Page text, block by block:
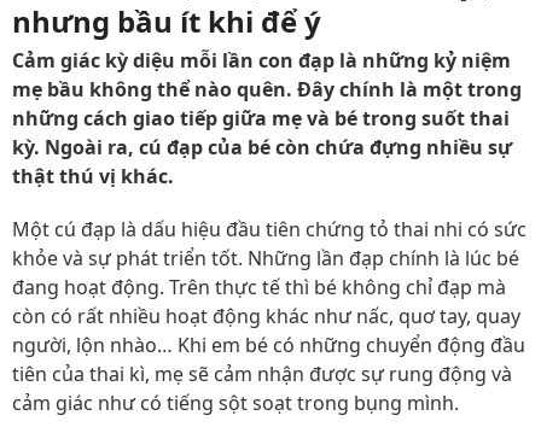
nhưng bầu ít khi để ý
Cảm giác kỳ diệu mỗi lần con đạp là những kỷ niệm
mẹ bầu không thể nào quên. Đây chính là một trong
những cách giao tiếp giữa mẹ và bé trong suốt thai
kỳ. Ngoài ra, cú đạp của bé còn chứa đựng nhiều sự
thật thú vị khác.
Một cú đạp là dấu hiệu đầu tiên chứng tỏ thai nhi có sức
khỏe và sự phát triển tốt. Những lần đạp chính là lúc bé
đang hoạt động. Trên thực tế thì bé không chỉ đạp mà
còn có rất nhiều hoạt động khác như nấc, quơ tay, quay
người, lộn nhào… Khi em bé có những chuyển động đầu
tiên của thai kì, mẹ sẽ cảm nhận được sự rung động và
cảm giác như có tiếng sột soạt trong bụng mình.